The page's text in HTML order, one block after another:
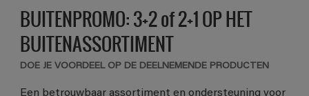
BUITENPROMO: 3+2 of 2+1 OP HET
BUITENASSORTIMENT
DOE JE VOORDEEL OP DE DEELNEMENDE PRODUCTEN
Een betrouwbaar assortiment en ondersteuning voor